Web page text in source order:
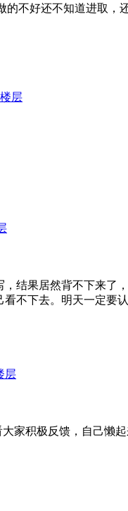
不好还不知道进取
层
结果居然背不下来了
不下去。明天一定要
层
家积极反馈，自己懒